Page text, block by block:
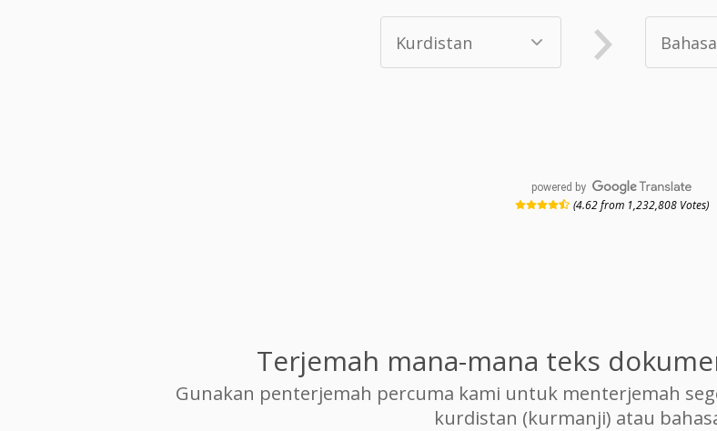
powered by
(4.62 from 1,232,808 Votes)
Terjemah mana-mana teks
Gunakan penterjemah percuma kami untuk menterjemah
kurdistan (kurmanji) atau